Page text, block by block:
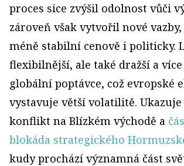
proces sice zvýšil odolnost vůči
zároveň však vytvořil nové
méně stabilní cenově i politicky.
flexibilnější, ale také dražší a
globální poptávce, což evropské
vystavuje větší volatilitě.
konflikt na Blízkém východě a
blokáda strategického
kudy prochází významná část